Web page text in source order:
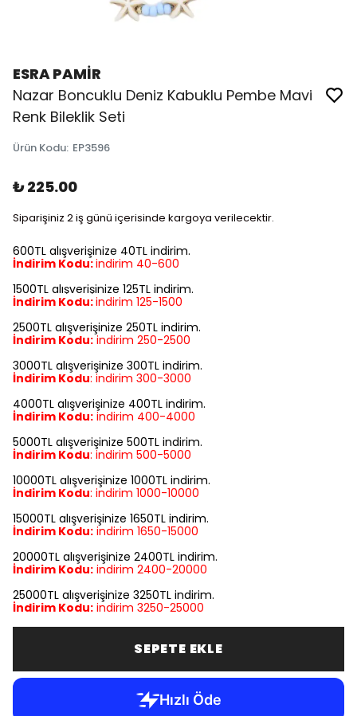
ESRA PAMİR
Nazar Boncuklu Deniz Kabuklu Pembe Mavi
Renk Bileklik Seti
Ürün Kodu: EP3596
₺ 225.00
Siparişiniz 2 iş günü içerisinde kargoya verilecektir.
600TL alışverişinize 40TL indirim.
İndirim Kodu:indirim 40-600
1500TL alışverişinize 125TL indirim.
İndirim Kodu:indirim 125-1500
2500TL alışverişinize 250TL indirim.
İndirim Kodu: indirim 250-2500
3000TL alışverişinize 300TL indirim.
İndirim Kodu: indirim 300-3000
4000TL alışverişinize 400TL indirim.
İndirim Kodu: indirim 400-4000
5000TL alışverişinize 500TL indirim.
İndirim Kodu: indirim 500-5000
10000TL alışverişinize 1000TL indirim.
İndirim Kodu: indirim 1000-10000
15000TL alışverişinize 1650TL indirim.
İndirim Kodu: indirim 1650-15000
20000TL alışverişinize 2400TL indirim.
İndirim Kodu: indirim 2400-20000
25000TL alışverişinize 3250TL indirim.
İndirim Kodu: indirim 3250-25000
SEPETE EKLE